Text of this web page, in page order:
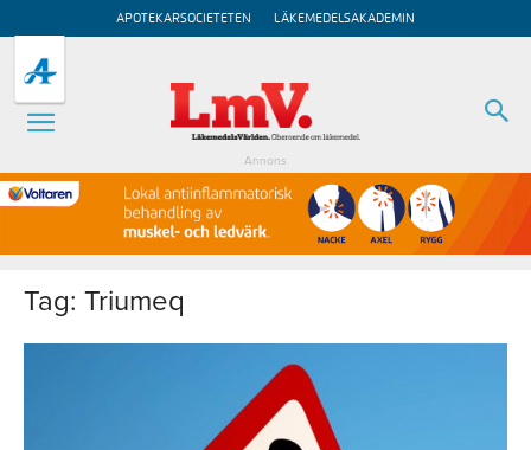
APOTEKARSOCIETETEN LÄKEMEDELSAKADEMIN
Annons
Tag: Triumeq